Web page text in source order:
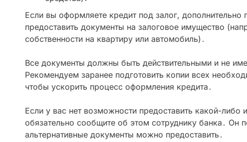
Если вы оформляете кредит под залог, дополнительно
предоставить документы на залоговое имущество
собственности на квартиру или автомобиль)․
Все документы должны быть действительными и не
Рекомендуем заранее подготовить копии всех
чтобы ускорить процесс оформления кредита․
Если у вас нет возможности предоставить какой-либо
обязательно сообщите об этом сотруднику банка․ Он
альтернативные документы можно предоставить․